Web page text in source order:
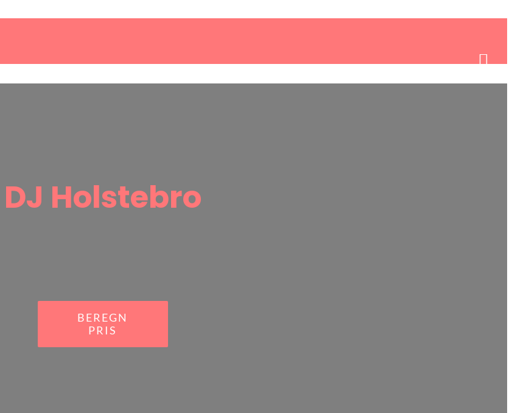
DJ Holstebro
BEREGN
PRIS